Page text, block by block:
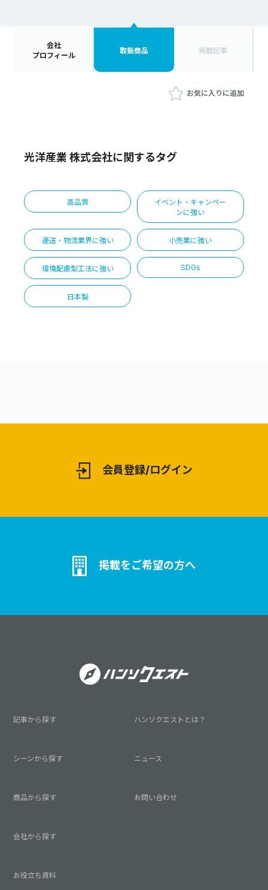
会社
プロフィール
取扱商品 掲載記事
お気に入りに追加
光洋産業 株式会社に関するタグ
高品質
イベント・キャンペー
ンに強い
運送・物流業界に強い 小売業に強い
環境配慮型工法に強い SDGs
日本製
会員登録/ログイン
掲載をご希望の方へ
記事から探す
シーンから探す
商品から探す
会社から探す
お役立ち資料
ハンソクエストとは？
ニュース
お問い合わせ